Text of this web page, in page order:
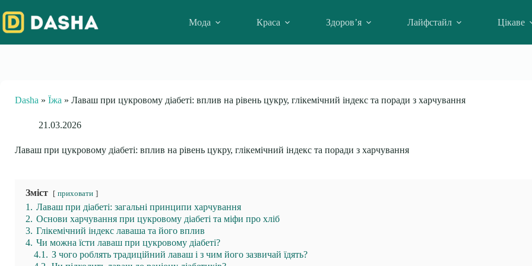
to
content
Мода Краса Здоров’я Лайфстайл Цікаве
Dasha » Їжа » Лаваш при цукровому діабеті: вплив на рівень цукру, глікемічний індекс та поради з харчування
21.03.2026
Лаваш при цукровому діабеті: вплив на рівень цукру, глікемічний індекс та поради з харчування
Зміст приховати
1. Лаваш при діабеті: загальні принципи харчування
2. Основи харчування при цукровому діабеті та міфи про хліб
3. Глікемічний індекс лаваша та його вплив
4. Чи можна їсти лаваш при цукровому діабеті?
4.1. З чого роблять традиційний лаваш і з чим його зазвичай їдять?